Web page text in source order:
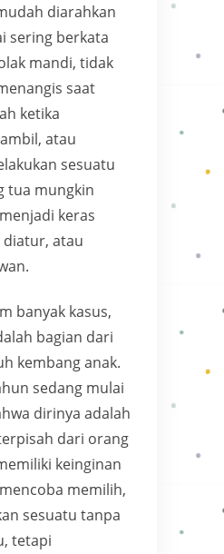
diarahkan
sering berkata
mandi, tidak
saat
ketika
atau
sesuatu
tua mungkin
keras
diatur, atau
banyak kasus,
bagian dari
kembang anak.
sedang mulai
dirinya adalah
dari orang
keinginan
memilih,
sesuatu tanpa
tetapi